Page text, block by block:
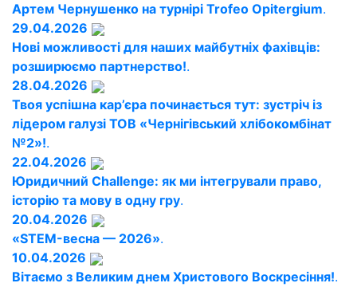
Артем Чернушенко на турнірі Trofeo Opitergium.
29.04.2026
Нові можливості для наших майбутніх фахівців:
розширюємо партнерство!.
28.04.2026
Твоя успішна кар’єра починається тут: зустріч із
лідером галузі ТОВ «Чернігівський хлібокомбінат
№2»!.
22.04.2026
Юридичний Challenge: як ми інтегрували право,
історію та мову в одну гру.
20.04.2026
«STEM-весна — 2026».
10.04.2026
Вітаємо з Великим днем Христового Воскресіння!.